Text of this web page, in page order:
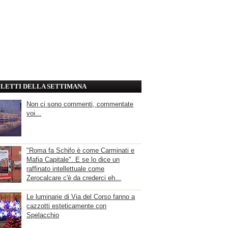
DELLA SETTIMANA
Non ci sono commenti, commentate
voi...
"Roma fa Schifo è come Carminati e
Mafia Capitale". E se lo dice un
raffinato intellettuale come
Zerocalcare c'è da crederci eh...
Le luminarie di Via del Corso fanno a
cazzotti esteticamente con
Spelacchio